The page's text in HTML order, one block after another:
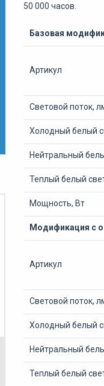
50 000 часов.
Базовая
Артикул
Световой поток,
Холодный белый
Нейтральный
Теплый белый
Мощность, Вт
Модификация с
Артикул
Световой поток,
Холодный белый
Нейтральный
Теплый белый